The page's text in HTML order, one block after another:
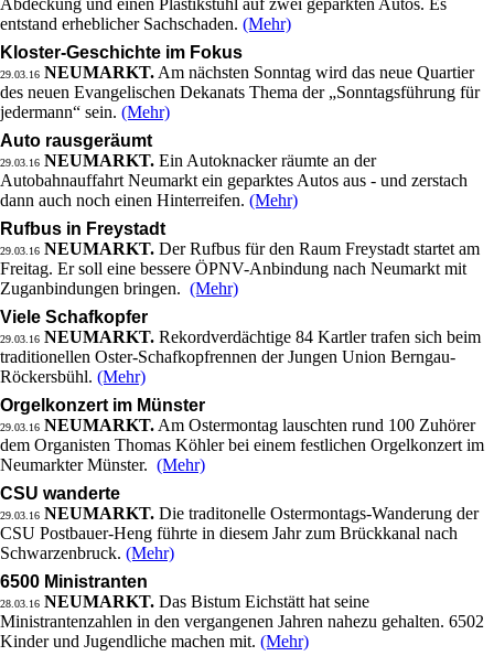
Abdeckung und einen Plastikstuhl auf zwei geparkten Autos. Es
entstand erheblicher Sachschaden. (Mehr)
Kloster-Geschichte im Fokus
29.03.16 NEUMARKT. Am nächsten Sonntag wird das neue Quartier
des neuen Evangelischen Dekanats Thema der „Sonntagsführung für
jedermann“ sein. (Mehr)
Auto rausgeräumt
29.03.16 NEUMARKT. Ein Autoknacker räumte an der
Autobahnauffahrt Neumarkt ein geparktes Autos aus - und zerstach
dann auch noch einen Hinterreifen. (Mehr)
Rufbus in Freystadt
29.03.16 NEUMARKT. Der Rufbus für den Raum Freystadt startet am
Freitag. Er soll eine bessere ÖPNV-Anbindung nach Neumarkt mit
Zuganbindungen bringen. (Mehr)
Viele Schafkopfer
29.03.16 NEUMARKT. Rekordverdächtige 84 Kartler trafen sich beim
traditionellen Oster-Schafkopfrennen der Jungen Union Berngau-
Röckersbühl. (Mehr)
Orgelkonzert im Münster
29.03.16 NEUMARKT. Am Ostermontag lauschten rund 100 Zuhörer
dem Organisten Thomas Köhler bei einem festlichen Orgelkonzert im
Neumarkter Münster. (Mehr)
CSU wanderte
29.03.16 NEUMARKT. Die traditonelle Ostermontags-Wanderung der
CSU Postbauer-Heng führte in diesem Jahr zum Brückkanal nach
Schwarzenbruck. (Mehr)
6500 Ministranten
28.03.16 NEUMARKT. Das Bistum Eichstätt hat seine
Ministrantenzahlen in den vergangenen Jahren nahezu gehalten. 6502
Kinder und Jugendliche machen mit. (Mehr)